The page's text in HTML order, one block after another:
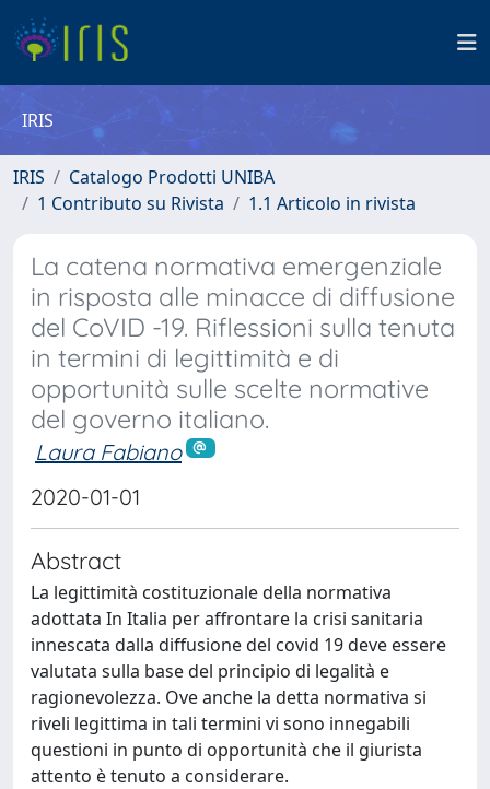
IRIS
IRIS
Catalogo Prodotti UNIBA
1 Contributo su Rivista
1.1 Articolo in rivista
La catena normativa emergenziale
in risposta alle minacce di diffusione
del CoVID -19. Riflessioni sulla tenuta
in termini di legittimità e di
opportunità sulle scelte normative
del governo italiano.
Laura Fabiano
2020-01-01
Abstract
La legittimità costituzionale della normativa
adottata In Italia per affrontare la crisi sanitaria
innescata dalla diffusione del covid 19 deve essere
valutata sulla base del principio di legalità e
ragionevolezza. Ove anche la detta normativa si
riveli legittima in tali termini vi sono innegabili
questioni in punto di opportunità che il giurista
attento è tenuto a considerare.